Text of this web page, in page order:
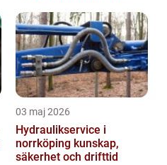
03 maj 2026
Hydraulikservice i
norrköping kunskap,
säkerhet och drifttid